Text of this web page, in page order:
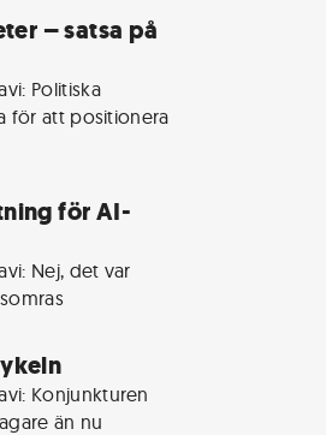
– satsa på
Politiska
för att positionera
för AI-
Nej, det var
Konjunkturen
än nu